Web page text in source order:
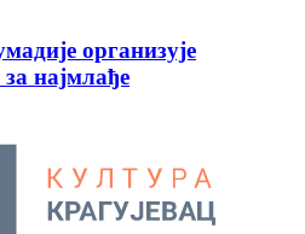
организује
најмлађе